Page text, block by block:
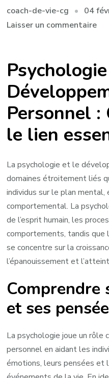
coach-de-vie-cg
04
Laisser un commentairesur
la
et
le
Personnel :
le lien
La psychologie et le
domaines étroitement liés
individus sur le plan
comportemental. La
de l’esprit humain, les
comportements, tandis
se concentre sur la
l’épanouissement et
Comprendre
et ses
La psychologie joue un rôle
personnel en aidant les
émotions, leurs pensées et